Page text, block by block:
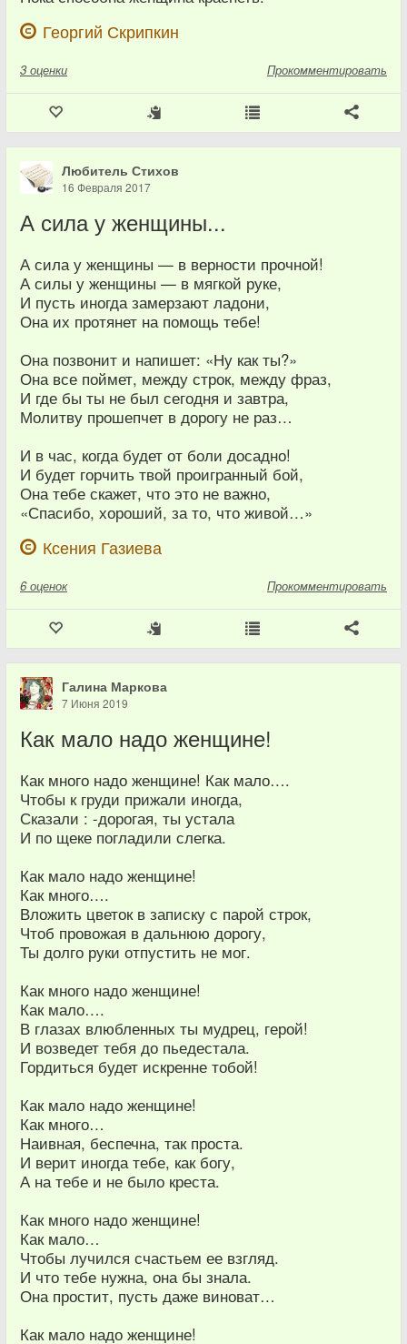
Георгий Скрипкин
3 оценки Прокомментировать
Любитель Стихов
16 Февраля 2017
А сила у женщины...
А сила у женщины — в верности прочной!
А силы у женщины — в мягкой руке,
И пусть иногда замерзают ладони,
Она их протянет на помощь тебе!
Она позвонит и напишет: «Ну как ты?»
Она все поймет, между строк, между фраз,
И где бы ты не был сегодня и завтра,
Молитву прошепчет в дорогу не раз…
И в час, когда будет от боли досадно!
И будет горчить твой проигранный бой,
Она тебе скажет, что это не важно,
«Спасибо, хороший, за то, что живой…»
Ксения Газиева
6 оценок Прокомментировать
Галина Маркова
7 Июня 2019
Как мало надо женщине!
Как много надо женщине! Как мало….
Чтобы к груди прижали иногда,
Сказали : -дорогая, ты устала
И по щеке погладили слегка.
Как мало надо женщине!
Как много….
Вложить цветок в записку с парой строк,
Чтоб провожая в дальнюю дорогу,
Ты долго руки отпустить не мог.
Как много надо женщине!
Как мало….
В глазах влюбленных ты мудрец, герой!
И возведет тебя до пьедестала.
Гордиться будет искренне тобой!
Как мало надо женщине!
Как много…
Наивная, беспечна, так проста.
И верит иногда тебе, как богу,
А на тебе и не было креста.
Как много надо женщине!
Как мало…
Чтобы лучился счастьем ее взгляд.
И что тебе нужна, она бы знала.
Она простит, пусть даже виноват…
Как мало надо женщине!